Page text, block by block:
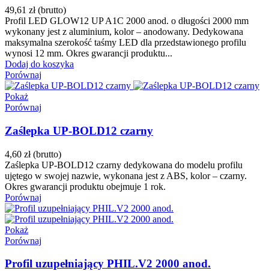
49,61 zł (brutto)
Profil LED GLOW12 UP A1C 2000 anod. o długości 2000 mm
wykonany jest z aluminium, kolor – anodowany. Dedykowana
maksymalna szerokość taśmy LED dla przedstawionego profilu
wynosi 12 mm. Okres gwarancji produktu...
Dodaj do koszyka
Porównaj
Pokaż
Porównaj
Zaślepka UP-BOLD12 czarny
4,60 zł (brutto)
Zaślepka UP-BOLD12 czarny dedykowana do modelu profilu
ujętego w swojej nazwie, wykonana jest z ABS, kolor – czarny.
Okres gwarancji produktu obejmuje 1 rok.
Porównaj
Pokaż
Porównaj
Profil uzupełniający PHIL.V2 2000 anod.